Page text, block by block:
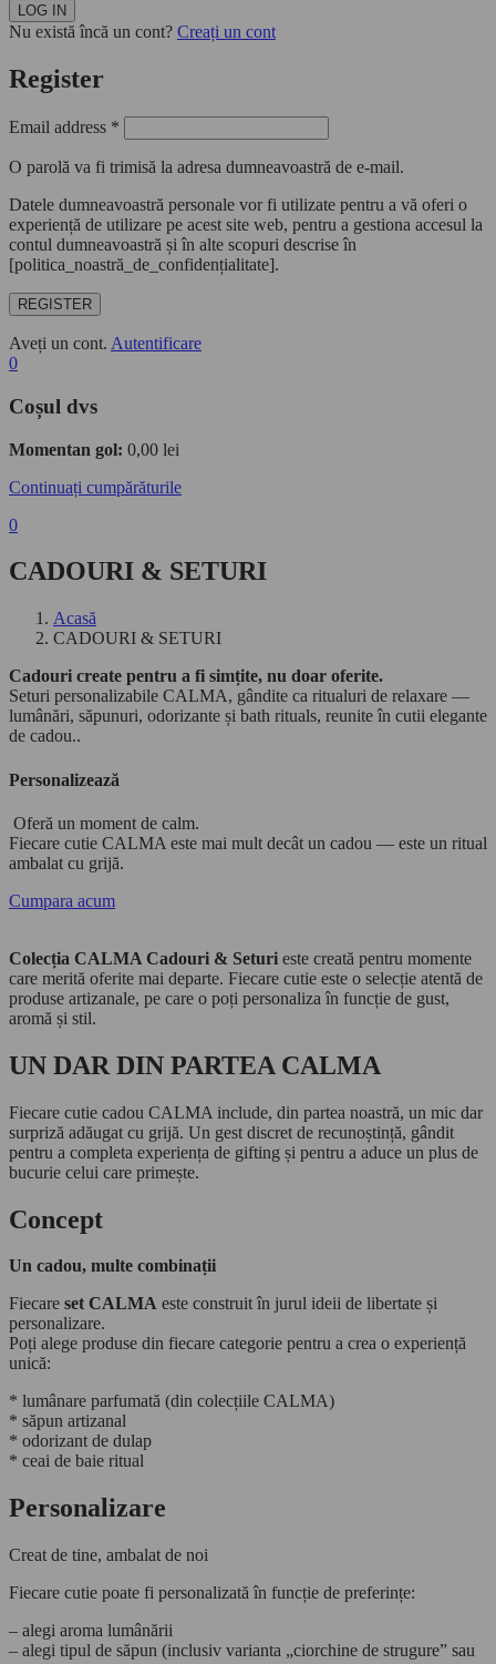
Nu există încă un cont? Creați un cont
Register
Email address *
O parolă va fi trimisă la adresa dumneavoastră de e-mail.
Datele dumneavoastră personale vor fi utilizate pentru a vă oferi o
experiență de utilizare pe acest site web, pentru a gestiona accesul la
contul dumneavoastră și în alte scopuri descrise în
[politica_noastră_de_confidențialitate].
REGISTER
Aveți un cont. Autentificare
0
Coșul dvs
Momentan gol: 0,00 lei
Continuați cumpărăturile
0
CADOURI & SETURI
Acasă
CADOURI & SETURI
Cadouri create pentru a fi simțite, nu doar oferite.
Seturi personalizabile CALMA, gândite ca ritualuri de relaxare —
lumânări, săpunuri, odorizante și bath rituals, reunite în cutii elegante
de cadou..
Personalizează
Oferă un moment de calm.
Fiecare cutie CALMA este mai mult decât un cadou — este un ritual
ambalat cu grijă.
Cumpara acum
Colecția CALMA Cadouri & Seturi este creată pentru momente
care merită oferite mai departe. Fiecare cutie este o selecție atentă de
produse artizanale, pe care o poți personaliza în funcție de gust,
aromă și stil.
UN DAR DIN PARTEA CALMA
Fiecare cutie cadou CALMA include, din partea noastră, un mic dar
surpriză adăugat cu grijă. Un gest discret de recunoștință, gândit
pentru a completa experiența de gifting și pentru a aduce un plus de
bucurie celui care primește.
Concept
Un cadou, multe combinații
Fiecare set CALMA este construit în jurul ideii de libertate și
personalizare.
Poți alege produse din fiecare categorie pentru a crea o experiență
unică:
* lumânare parfumată (din colecțiile CALMA)
* săpun artizanal
* odorizant de dulap
* ceai de baie ritual
Personalizare
Creat de tine, ambalat de noi
Fiecare cutie poate fi personalizată în funcție de preferințe:
– alegi aroma lumânării
– alegi tipul de săpun (inclusiv varianta „ciorchine de strugure” sau